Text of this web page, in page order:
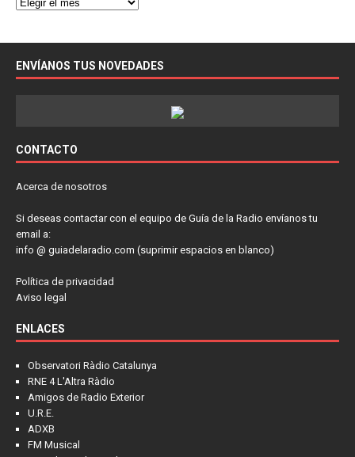
ENVÍANOS TUS NOVEDADES
CONTACTO
Acerca de nosotros
Si deseas contactar con el equipo de Guía de la Radio envíanos tu
email a:
info @ guiadelaradio.com (suprimir espacios en blanco)
Política de privacidad
Aviso legal
ENLACES
Observatori Ràdio Catalunya
RNE 4 L'Altra Ràdio
Amigos de Radio Exterior
U.R.E.
ADXB
FM Musical